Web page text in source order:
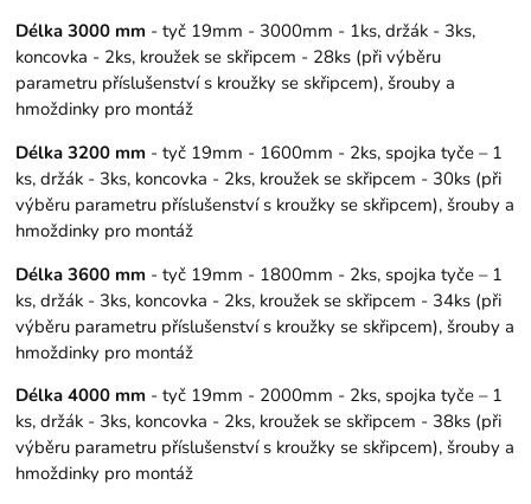
Délka 3000 mm - tyč 19mm - 3000mm - 1ks, držák - 3ks,
koncovka - 2ks, kroužek se skřipcem - 28ks (při výběru
parametru příslušenství s kroužky se skřipcem), šrouby a
hmoždinky pro montáž
Délka 3200 mm - tyč 19mm - 1600mm - 2ks, spojka tyče – 1
ks, držák - 3ks, koncovka - 2ks, kroužek se skřipcem - 30ks (při
výběru parametru příslušenství s kroužky se skřipcem), šrouby a
hmoždinky pro montáž
Délka 3600 mm - tyč 19mm - 1800mm - 2ks, spojka tyče – 1
ks, držák - 3ks, koncovka - 2ks, kroužek se skřipcem - 34ks (při
výběru parametru příslušenství s kroužky se skřipcem), šrouby a
hmoždinky pro montáž
Délka 4000 mm - tyč 19mm - 2000mm - 2ks, spojka tyče – 1
ks, držák - 3ks, koncovka - 2ks, kroužek se skřipcem - 38ks (při
výběru parametru příslušenství s kroužky se skřipcem), šrouby a
hmoždinky pro montáž